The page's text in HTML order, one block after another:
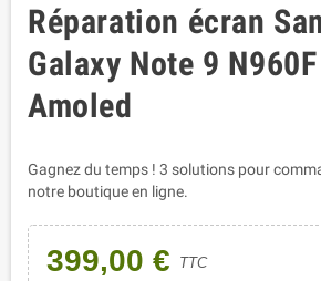
Réparation écran
Galaxy Note 9
Amoled
Gagnez du temps ! 3 solutions pour
notre boutique en ligne.
399,00 € TTC